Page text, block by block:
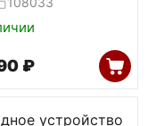
₽
устройство